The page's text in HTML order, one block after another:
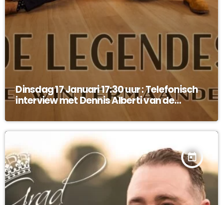
Dinsdag 17 Januari 17:30 uur : Telefonisch
interview met Dennis Alberti van de
today